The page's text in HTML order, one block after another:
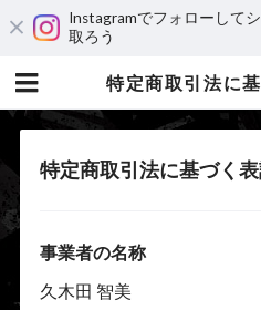
Instagramでフォローして
取ろう
特定商取引法に基づく
事業者の名称
久木田 智美